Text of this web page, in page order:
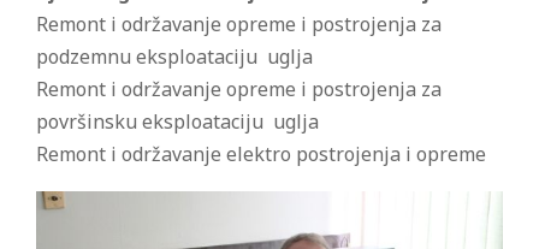
Remont i održavanje opreme i postrojenja za
podzemnu eksploataciju uglja
Remont i održavanje opreme i postrojenja za
površinsku eksploataciju uglja
Remont i održavanje elektro postrojenja i opreme